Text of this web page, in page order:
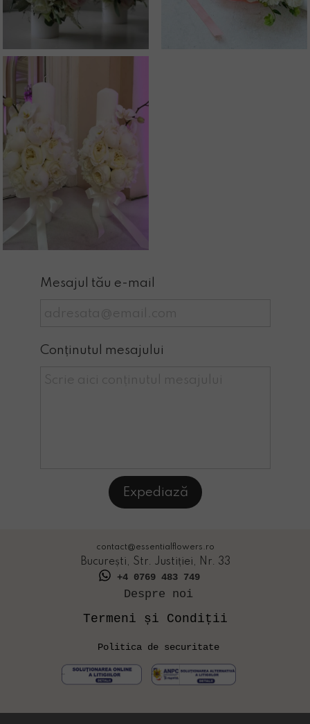
Mesajul tău e-mail
Conținutul mesajului
Expediază
București, Str. Justiției, Nr. 33
Termeni și Condiții
+4 0769 483 749
Politica de securitate
contact@essentialflowers.ro
Despre noi